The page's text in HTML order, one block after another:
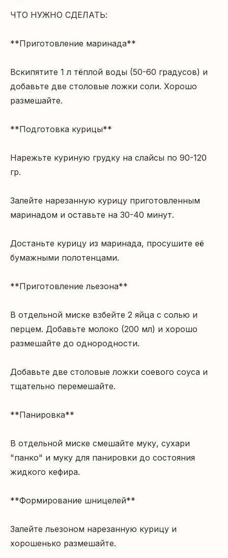
ЧТО НУЖНО СДЕЛАТЬ:
**Приготовление маринада**
Вскипятите 1 л тёплой воды (50-60 градусов) и
добавьте две столовые ложки соли. Хорошо
размешайте.
**Подготовка курицы**
Нарежьте куриную грудку на слайсы по 90-120
гр.
Залейте нарезанную курицу приготовленным
маринадом и оставьте на 30-40 минут.
Достаньте курицу из маринада, просушите её
бумажными полотенцами.
**Приготовление льезона**
В отдельной миске взбейте 2 яйца с солью и
перцем. Добавьте молоко (200 мл) и хорошо
размешайте до однородности.
Добавьте две столовые ложки соевого соуса и
тщательно перемешайте.
**Панировка**
В отдельной миске смешайте муку, сухари
"панко" и муку для панировки до состояния
жидкого кефира.
**Формирование шницелей**
Залейте льезоном нарезанную курицу и
хорошенько размешайте.